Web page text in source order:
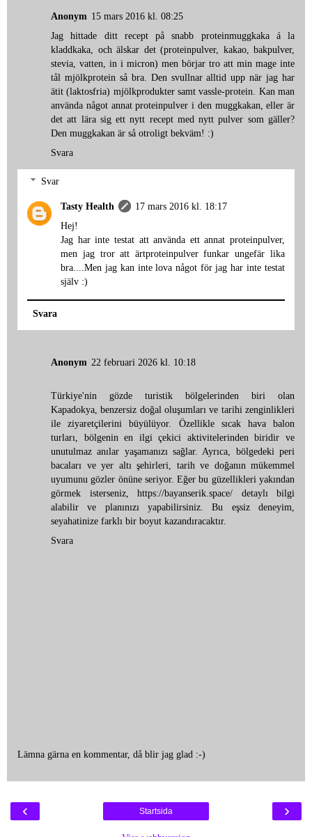
Anonym 15 mars 2016 kl. 08:25
Jag hittade ditt recept på snabb proteinmuggkaka á la
kladdkaka, och älskar det (proteinpulver, kakao, bakpulver,
stevia, vatten, in i micron) men börjar tro att min mage inte
tål mjölkprotein så bra. Den svullnar alltid upp när jag har
ätit (laktosfria) mjölkprodukter samt vassle-protein. Kan man
använda något annat proteinpulver i den muggkakan, eller är
det att lära sig ett nytt recept med nytt pulver som gäller?
Den muggkakan är så otroligt bekväm! :)
Svara
Svar
Tasty Health
17 mars 2016 kl. 18:17
Hej!
Jag har inte testat att använda ett annat proteinpulver,
men jag tror att ärtproteinpulver funkar ungefär lika
bra....Men jag kan inte lova något för jag har inte testat
själv :)
Svara
Anonym 22 februari 2026 kl. 10:18
Türkiye'nin gözde turistik bölgelerinden biri olan
Kapadokya, benzersiz doğal oluşumları ve tarihi zenginlikleri
ile ziyaretçilerini büyülüyor. Özellikle sıcak hava balon
turları, bölgenin en ilgi çekici aktivitelerinden biridir ve
unutulmaz anılar yaşamanızı sağlar. Ayrıca, bölgedeki peri
bacaları ve yer altı şehirleri, tarih ve doğanın mükemmel
uyumunu gözler önüne seriyor. Eğer bu güzellikleri yakından
görmek isterseniz, https://bayanserik.space/ detaylı bilgi
alabilir ve planınızı yapabilirsiniz. Bu eşsiz deneyim,
seyahatinize farklı bir boyut kazandıracaktır.
Svara
Lämna gärna en kommentar, då blir jag glad :-)
‹ ›
Startsida